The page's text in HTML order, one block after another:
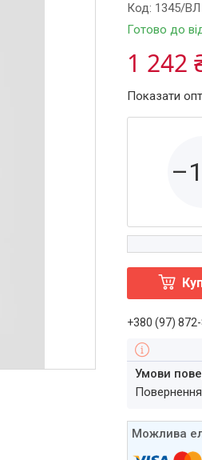
Готово до
Код: 1345/ВЛ
1 242
Показати
+380 (97)